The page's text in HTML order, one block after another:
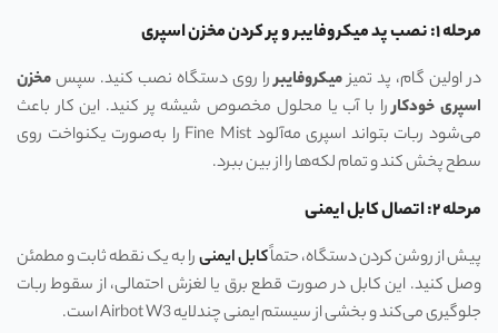
مرحله ۱: نصب پد میکروفایبر و پر کردن مخزن اسپری
در اولین گام، پد تمیزمیکروفایبررا روی دستگاه نصب کنید. سپسمخزن
اسپری خودکاررا با آب یا محلول مخصوص شیشه پر کنید. این کار باعث
می‌شود ربات بتواند اسپری مه‌آلود Fine Mist را به‌صورت یکنواخت روی
سطح پخش کند و تمام لکه‌ها را از بین ببرد.
مرحله ۲: اتصال کابل ایمنی
پیش از روشن کردن دستگاه، حتماًکابل ایمنیرا به یک نقطه ثابت و مطمئن
وصل کنید. این کابل در صورت قطع برق یا لغزش احتمالی، از سقوط ربات
جلوگیری می‌کند و بخشی از سیستم ایمنی چندلایه Airbot W3 است.